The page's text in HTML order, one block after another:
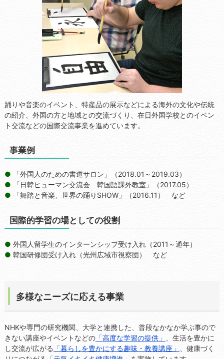
踊りや音楽のイベント、特産品の展示などによる海外の文化や伝統
の紹介、外国の方と地域との交流づくり、在日外国学校とのイベン
ト交流などの国際交流事業を進めています。
事業例
「外国人のための書道サロン」（2018.01～2019.03）
「日韓ヒューマン交流会 韓国語課外教室」（2017.05）
「舞踏と音楽、世界の踊りSHOW」（2016.11） など
国際的学習の場としての役割
外国人留学生のインターンシップ受け入れ（2011～通年）
韓国研修団受け入れ（光州広域市視察団） など
多様なニーズに応える事業
NHKや専門の研究機関、大学と連携した、普段なかなか学ぶ事ので
きない講座やイベントなどの「高度な学習の提供」
、生活を豊かに
し交流が広がる 「暮らしを豊かにする趣味・教養講座」
、健康づく